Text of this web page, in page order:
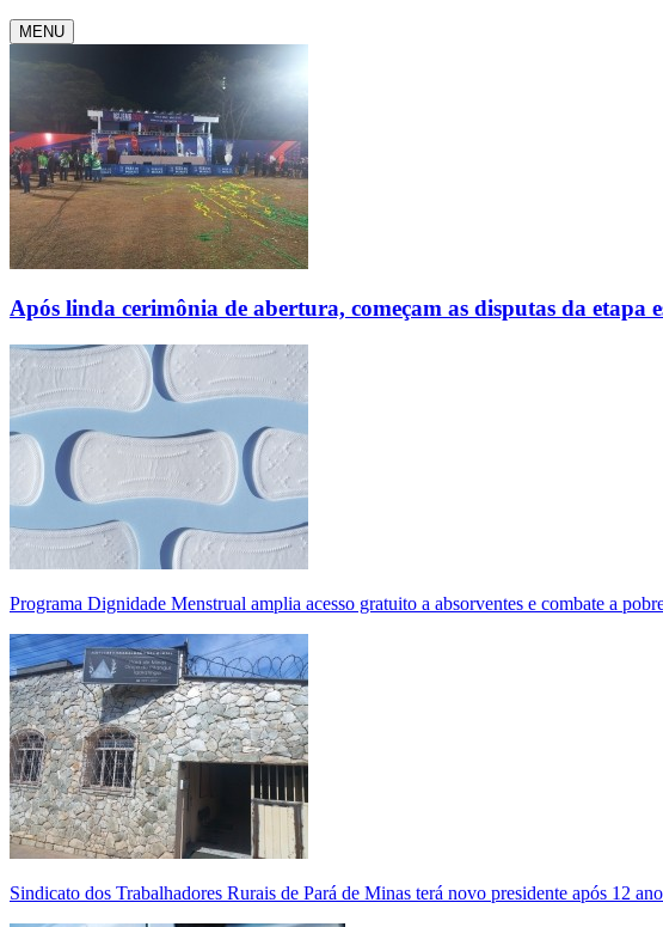
MENU
Após linda cerimônia de abertura, começam as disputas da
Programa Dignidade Menstrual amplia acesso gratuito a absorventes e combate a
Sindicato dos Trabalhadores Rurais de Pará de Minas terá novo presidente após 12